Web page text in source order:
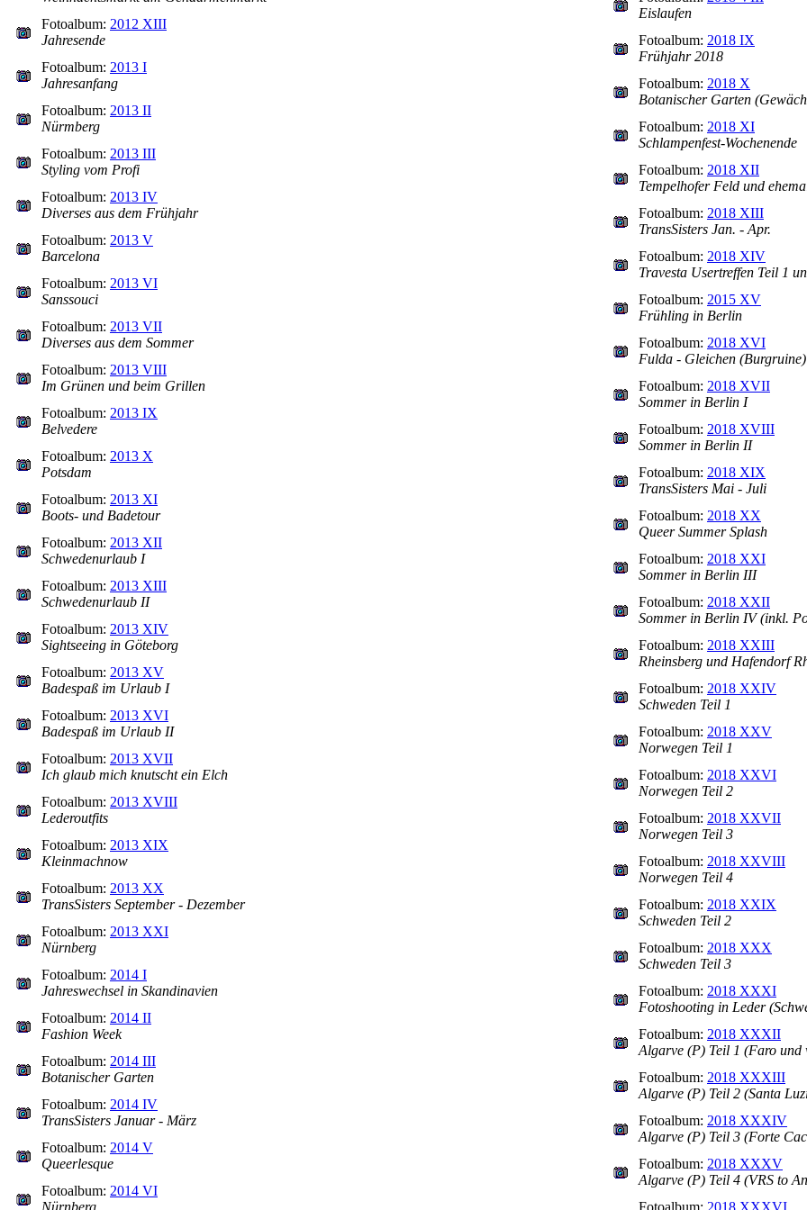
Fotoalbum: 2012 XIII
Jahresende
Fotoalbum: 2013 I
Jahresanfang
Fotoalbum: 2013 II
Nürmberg
Fotoalbum: 2013 III
Styling vom Profi
Fotoalbum: 2013 IV
Diverses aus dem Frühjahr
Fotoalbum: 2013 V
Barcelona
Fotoalbum: 2013 VI
Sanssouci
Fotoalbum: 2013 VII
Diverses aus dem Sommer
Fotoalbum: 2013 VIII
Im Grünen und beim Grillen
Fotoalbum: 2013 IX
Belvedere
Fotoalbum: 2013 X
Potsdam
Fotoalbum: 2013 XI
Boots- und Badetour
Fotoalbum: 2013 XII
Schwedenurlaub I
Fotoalbum: 2013 XIII
Schwedenurlaub II
Fotoalbum: 2013 XIV
Sightseeing in Göteborg
Fotoalbum: 2013 XV
Badespaß im Urlaub I
Fotoalbum: 2013 XVI
Badespaß im Urlaub II
Fotoalbum: 2013 XVII
Ich glaub mich knutscht ein Elch
Fotoalbum: 2013 XVIII
Lederoutfits
Fotoalbum: 2013 XIX
Kleinmachnow
Fotoalbum: 2013 XX
TransSisters September - Dezember
Fotoalbum: 2013 XXI
Nürnberg
Fotoalbum: 2014 I
Jahreswechsel in Skandinavien
Fotoalbum: 2014 II
Fashion Week
Fotoalbum: 2014 III
Botanischer Garten
Fotoalbum: 2014 IV
TransSisters Januar - März
Fotoalbum: 2014 V
Queerlesque
Fotoalbum: 2014 VI
Nürnberg
Eislaufen
Fotoalbum: 2018 IX
Frühjahr 2018
Fotoalbum: 2018 X
Botanischer Garten
Fotoalbum: 2018 XI
Schlampenfest-Wochenende
Fotoalbum: 2018 XII
Tempelhofer Feld und
Fotoalbum: 2018 XIII
TransSisters Jan. - Apr.
Fotoalbum: 2018 XIV
Travesta Usertreffen Teil 1
Fotoalbum: 2015 XV
Frühling in Berlin
Fotoalbum: 2018 XVI
Fulda - Gleichen
Fotoalbum: 2018 XVII
Sommer in Berlin I
Fotoalbum: 2018 XVIII
Sommer in Berlin II
Fotoalbum: 2018 XIX
TransSisters Mai - Juli
Fotoalbum: 2018 XX
Queer Summer Splash
Fotoalbum: 2018 XXI
Sommer in Berlin III
Fotoalbum: 2018 XXII
Sommer in Berlin IV (inkl.
Fotoalbum: 2018 XXIII
Rheinsberg und Hafendorf
Fotoalbum: 2018 XXIV
Schweden Teil 1
Fotoalbum: 2018 XXV
Norwegen Teil 1
Fotoalbum: 2018 XXVI
Norwegen Teil 2
Fotoalbum: 2018 XXVII
Norwegen Teil 3
Fotoalbum: 2018 XXVIII
Norwegen Teil 4
Fotoalbum: 2018 XXIX
Schweden Teil 2
Fotoalbum: 2018 XXX
Schweden Teil 3
Fotoalbum: 2018 XXXI
Fotoshooting in Leder
Fotoalbum: 2018 XXXII
Algarve (P) Teil 1 (Faro und
Fotoalbum: 2018 XXXIII
Algarve (P) Teil 2 (Santa
Fotoalbum: 2018 XXXIV
Algarve (P) Teil 3 (Forte
Fotoalbum: 2018 XXXV
Algarve (P) Teil 4 (VRS to
Fotoalbum: 2018 XXXVI